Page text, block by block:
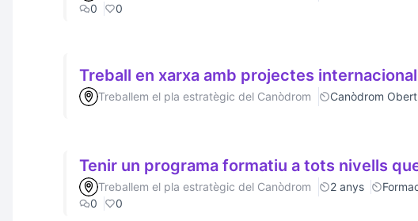
0
0
Treball en xarxa amb projectes
Treballem el pla estratègic del Canòdrom Canòdrom Obert
Tenir un programa formatiu a tots nivells
Treballem el pla estratègic del Canòdrom 2 anys
0
0